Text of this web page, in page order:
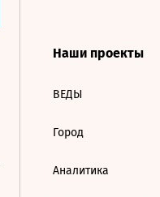
Наши проекты
ВЕДЫ
Город
Аналитика